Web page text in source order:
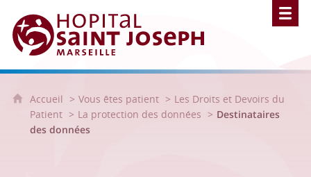
Hôpital Saint Joseph - Marseille
Accueil Vous êtes patient
Les Droits et Devoirs du
Patient
La protection des données
Destinataires
des données